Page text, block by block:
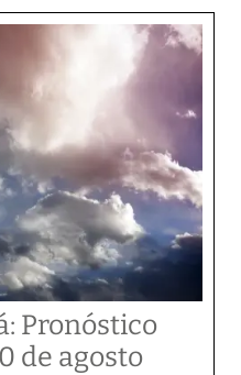
Pronóstico
de agosto